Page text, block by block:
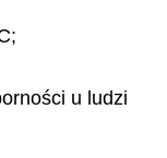
u ludzi